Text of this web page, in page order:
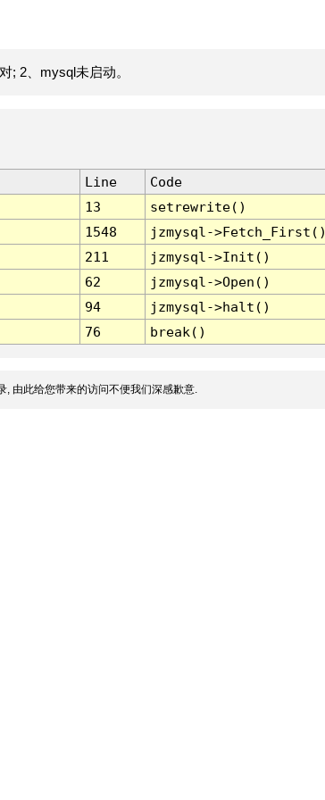
; 2、mysql未启动。
Line
Code
13
setrewrite()
1548
jzmysql-
211
jzmysql->Init()
62
jzmysql->Open()
94
jzmysql->halt()
76 break()
由此给您带来的访问不便我们深感歉意.